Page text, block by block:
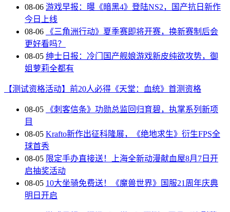
08-06 游戏早报：曝《暗黑4》登陆NS2，国产抗日新作
今日上线
08-06
《三角洲行动》夏季赛即将开赛，换新赛制后会
更好看吗？
08-05 绅士日报：冷门国产舰娘游戏新皮纯欲攻势，御
姐萝莉全都有
【测试资格活动】前20人必得《天堂：血统》首测资格
08-05
《刺客信条》功勋总监回归育碧，执掌系列新项
目
08-05 Krafto新作出征科隆展，《绝地求生》衍生FPS全
球首秀
08-05 限定手办直接送！上海全新动漫献血屋8月7日开
启抽奖活动
08-05 10大坐骑免费送！《魔兽世界》国服21周年庆典
明日开启